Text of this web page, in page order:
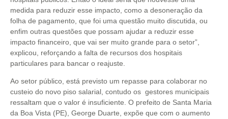
medida para reduzir esse impacto, como a desoneração da
folha de pagamento, que foi uma questão muito discutida, ou
enfim outras questões que possam ajudar a reduzir esse
impacto financeiro, que vai ser muito grande para o setor”,
explicou, reforçando a falta de recursos dos hospitais
particulares para bancar o reajuste.
Ao setor público, está previsto um repasse para colaborar no
custeio do novo piso salarial, contudo os gestores municipais
ressaltam que o valor é insuficiente. O prefeito de Santa Maria
da Boa Vista (PE), George Duarte, expõe que com o aumento